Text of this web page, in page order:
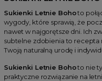
Sukienki Letnie Bohoto
wygody, które sprawią, że
nawet w najgorętsze dni. Ich
subtelne zdobienia to recepta
Twoją naturalną urodę i
Sukienki Letnie Bohoto nie
praktyczne rozwiązanie na